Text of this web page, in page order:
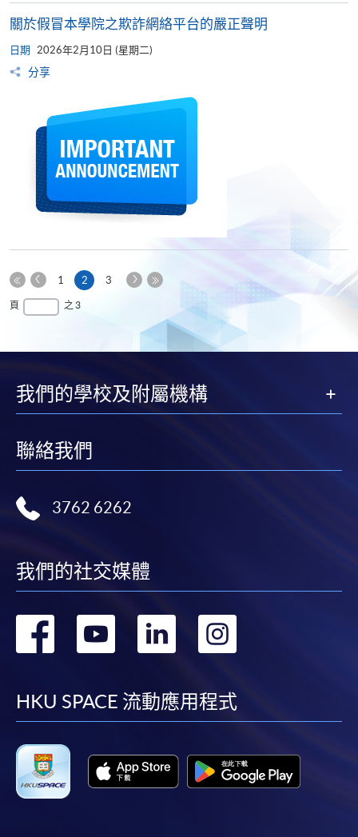
關於假冒本學院之欺詐網絡平台的嚴正聲明
日期 2026年2月10日 (星期二)
分享
第
一
上
1 2本
3
下
頁 之 3
我們的學校及附屬機構
聯絡我們
3762 6262
我們的社交媒體
轉
facebook
轉
youtube
轉
linkedin
轉
HKU SPACE 流動應用程式